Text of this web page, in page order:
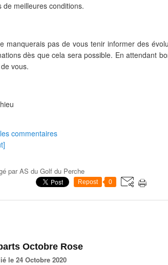
de meilleures conditions.
manquerais pas de vous tenir informer des
dès que cela sera possible. En attendant
vous.
commentaires
parAS du Golf du Perche
Repost 0
Octobre Rose
le 24 Octobre 2020